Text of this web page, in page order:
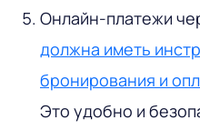
Онлайн-платежи
должна иметь
бронирования и
Это удобно и